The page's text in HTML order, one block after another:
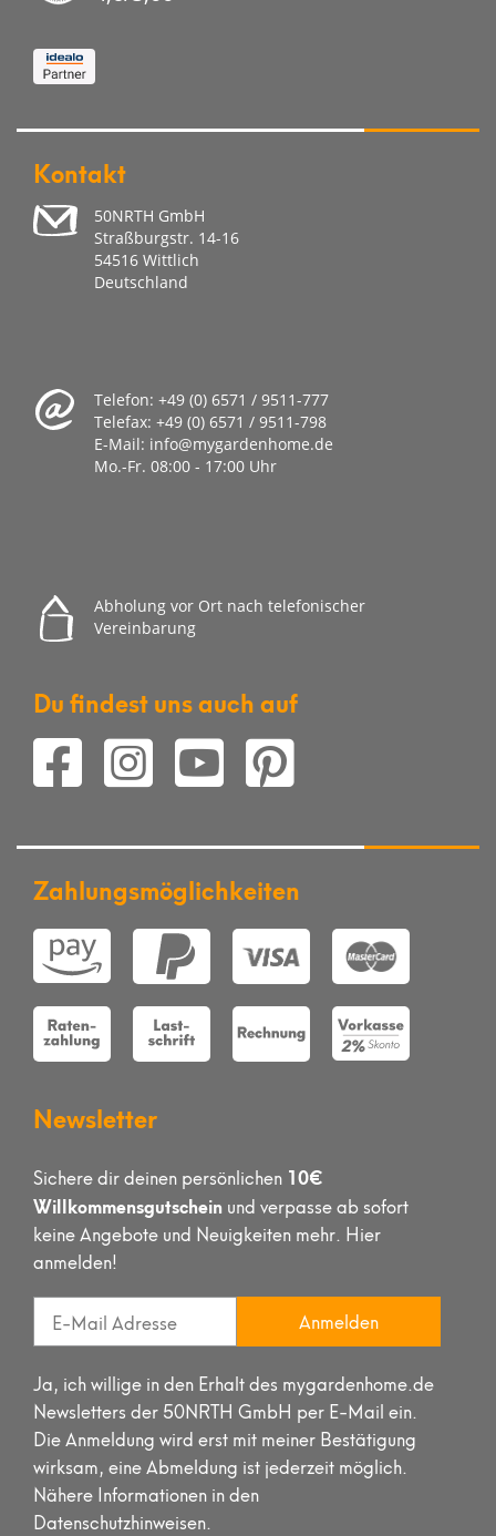
Kontakt
50NRTH GmbH
Straßburgstr. 14-16
54516 Wittlich
Deutschland
Telefon: +49 (0) 6571 / 9511-777
Telefax: +49 (0) 6571 / 9511-798
E-Mail: info@mygardenhome.de
Mo.-Fr. 08:00 - 17:00 Uhr
Abholung vor Ort nach telefonischer
Vereinbarung
Du findest uns auch auf
Zahlungsmöglichkeiten
Newsletter
Sichere dir deinen persönlichen 10€
Willkommensgutschein und verpasse ab sofort
keine Angebote und Neuigkeiten mehr. Hier
anmelden!
Anmelden
Ja, ich willige in den Erhalt des mygardenhome.de
Newsletters der 50NRTH GmbH per E-Mail ein.
Die Anmeldung wird erst mit meiner Bestätigung
wirksam, eine Abmeldung ist jederzeit möglich.
Nähere Informationen in den
Datenschutzhinweisen.